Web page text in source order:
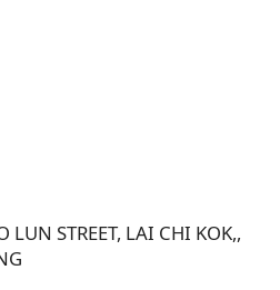
LUN STREET, LAI CHI KOK,,